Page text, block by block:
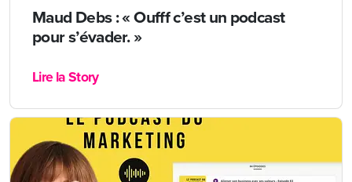
Maud Debs : « Oufff c’est un podcast
pour s’évader. »
Lire la Story